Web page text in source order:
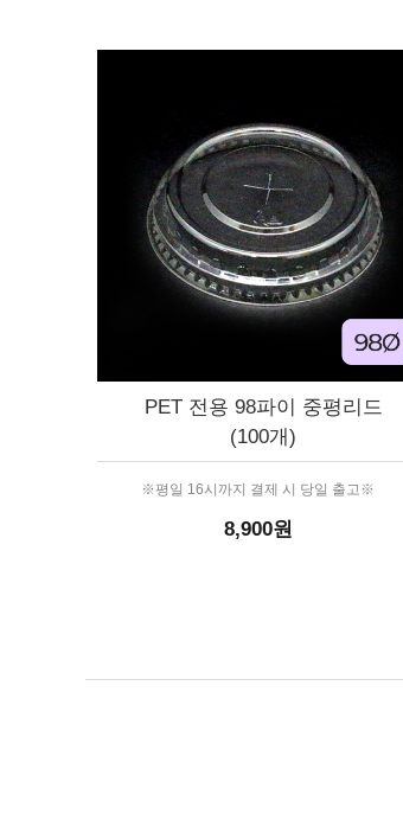
PET 전용 98파이 중평리드
(100개)
※평일 16시까지 결제 시 당일 출고※
8,900원